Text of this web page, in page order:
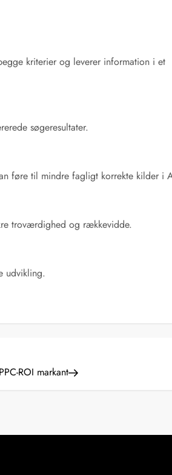
kriterier og leverer information i et
søgeresultater.
føre til mindre fagligt korrekte kilder i
troværdighed og rækkevidde.
udvikling.
ROI markant